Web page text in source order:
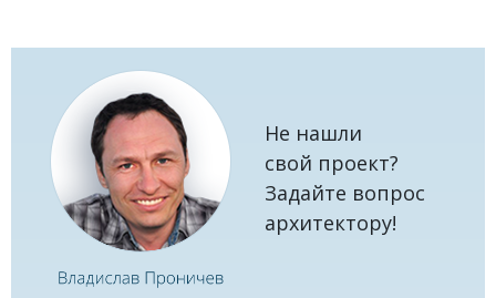
Не нашли
свой проект?
Задайте вопрос
архитектору!